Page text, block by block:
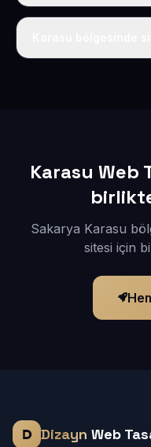
Tek fiyat uygulanır:
Karasu Web
Sakarya Karasu
sitesi için
Dizayn Web